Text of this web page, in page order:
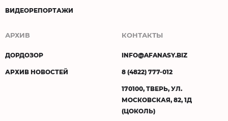
ВИДЕОРЕПОРТАЖИ
АРХИВ
ДОРДОЗОР
АРХИВ НОВОСТЕЙ
КОНТАКТЫ
INFO@AFANASY.BIZ
8 (4822) 777-012
170100, ТВЕРЬ, УЛ.
МОСКОВСКАЯ, 82, 1Д
(ЦОКОЛЬ)